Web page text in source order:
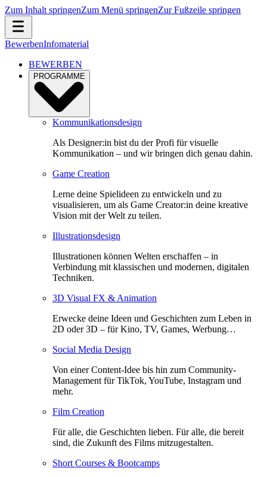
Zum Inhalt springenZum Menü springenZur Fußzeile springen
BewerbenInfomaterial
BEWERBEN
PROGRAMME
Kommunikationsdesign
Als Designer:in bist du der Profi für visuelle
Kommunikation – und wir bringen dich genau dahin.
Game Creation
Lerne deine Spielideen zu entwickeln und zu
visualisieren, um als Game Creator:in deine kreative
Vision mit der Welt zu teilen.
Illustrationsdesign
Illustrationen können Welten erschaffen – in
Verbindung mit klassischen und modernen, digitalen
Techniken.
3D Visual FX & Animation
Erwecke deine Ideen und Geschichten zum Leben in
2D oder 3D – für Kino, TV, Games, Werbung…
Social Media Design
Von einer Content-Idee bis hin zum Community-
Management für TikTok, YouTube, Instagram und
mehr.
Film Creation
Für alle, die Geschichten lieben. Für alle, die bereit
sind, die Zukunft des Films mitzugestalten.
Short Courses & Bootcamps